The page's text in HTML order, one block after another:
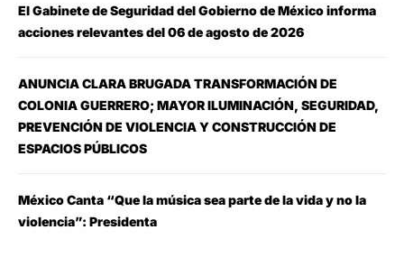
El Gabinete de Seguridad del Gobierno de México informa
acciones relevantes del 06 de agosto de 2026
ANUNCIA CLARA BRUGADA TRANSFORMACIÓN DE
COLONIA GUERRERO; MAYOR ILUMINACIÓN, SEGURIDAD,
PREVENCIÓN DE VIOLENCIA Y CONSTRUCCIÓN DE
ESPACIOS PÚBLICOS
México Canta “Que la música sea parte de la vida y no la
violencia”: Presidenta